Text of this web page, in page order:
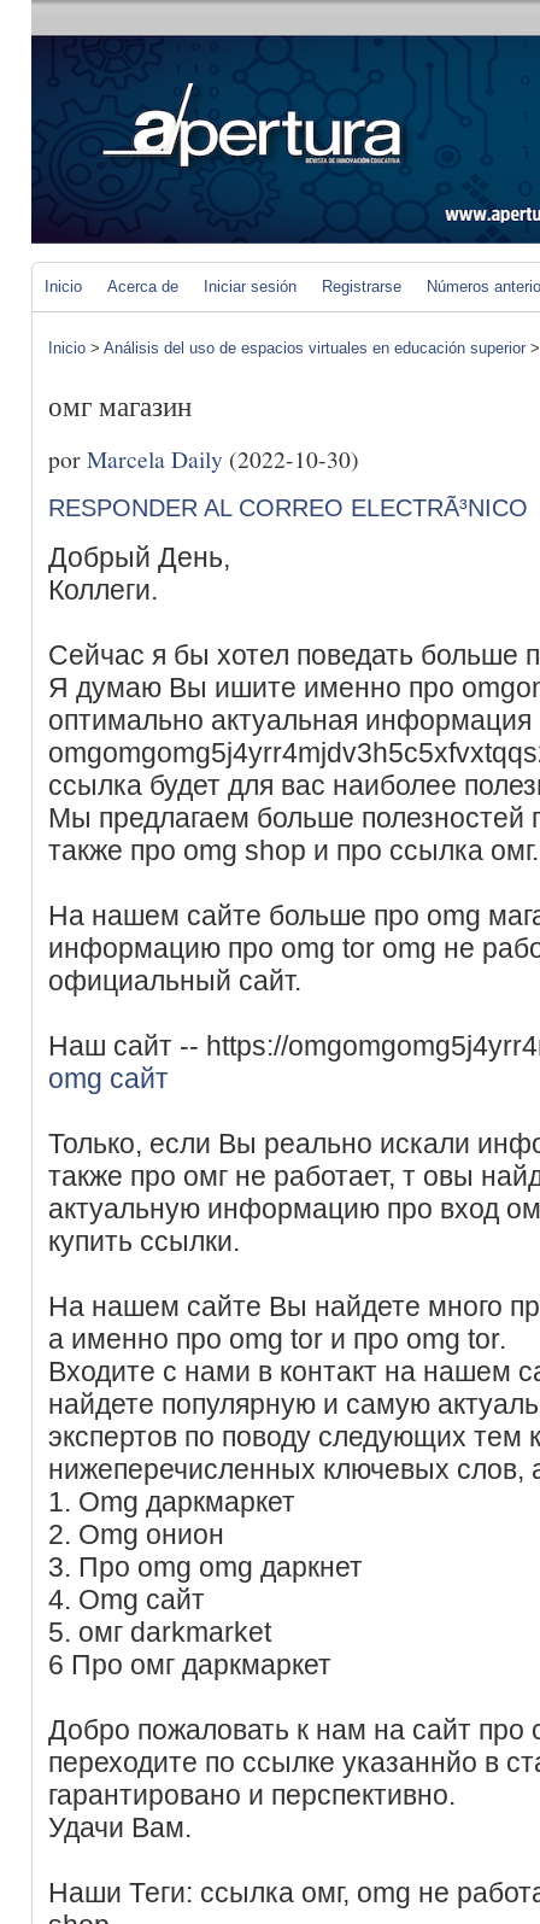
Inicio Acerca de Iniciar sesión Registrarse Números
Inicio > Análisis del uso de espacios virtuales en educación superior
омг магазин
porMarcela Daily (2022-10-30)
RESPONDER AL CORREO ELECTRÃ³NICO
Добрый День,
Коллеги.
Сейчас я бы хотел поведать больше
Я думаю Вы ишите именно про
оптимально актуальная информация
ссылка будет для вас наиболее
Мы предлагаем больше полезностей
также про omg shop и про ссылка омг.
На нашем сайте больше про omg
информацию про omg tor omg не
официальный сайт.
Наш сайт -- https://
omg сайт
Только, если Вы реально искали
также про омг не работает, т овы
актуальную информацию про вход
купить ссылки.
На нашем сайте Вы найдете много
а именно про omg tor и про omg tor.
Входите с нами в контакт на нашем
найдете популярную и самую
экспертов по поводу следующих тем
нижеперечисленных ключевых слов,
1. Omg даркмаркет
2. Omg онион
3. Про omg omg даркнет
4. Omg сайт
5. омг darkmarket
6 Про омг даркмаркет
Добро пожаловать к нам на сайт про
переходите по ссылке указаннйо в
гарантировано и перспективно.
Удачи Вам.
Наши Теги: ссылка омг, omg не